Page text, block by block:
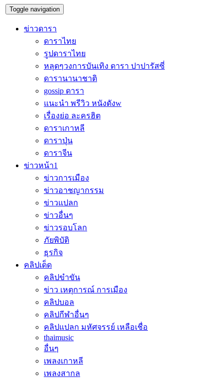
Toggle navigation
ข่าวดารา
ดาราไทย
รูปดาราไทย
หลุดๆวงการบันเทิง ดารา ปาปารัสซี่
ดารานานาชาติ
gossip ดารา
แนะนำ พรีวิว หนังดังw
เรื่องย่อ ละครฮิต
ดาราเกาหลี
ดาราปุ่น
ดาราจีน
ข่าวหน้า1
ข่าวการเมือง
ข่าวอาชญากรรม
ข่าวแปลก
ข่าวอื่นๆ
ข่าวรอบโลก
ภัยพิบัติ
ธุรกิจ
คลิปเด็ด
คลิปขำขัน
ข่าว เหตุการณ์ การเมือง
คลิปบอล
คลิปกีฬาอื่นๆ
คลิปแปลก มหัศจรรย์ เหลือเชื่อ
thaimusic
อื่นๆ
เพลงเกาหลี
เพลงสากล